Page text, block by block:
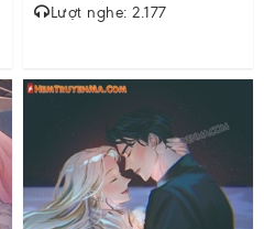
Lượt nghe: 2.177